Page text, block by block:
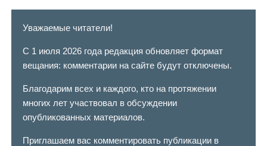
Уважаемые читатели!
С 1 июля 2026 года редакция обновляет формат
вещания: комментарии на сайте будут отключены.
Благодарим всех и каждого, кто на протяжении
многих лет участвовал в обсуждении
опубликованных материалов.
Приглашаем вас комментировать публикации в